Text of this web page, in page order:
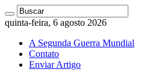
quinta-feira, 6 agosto 2026
A Segunda Guerra Mundial
Contato
Enviar Artigo